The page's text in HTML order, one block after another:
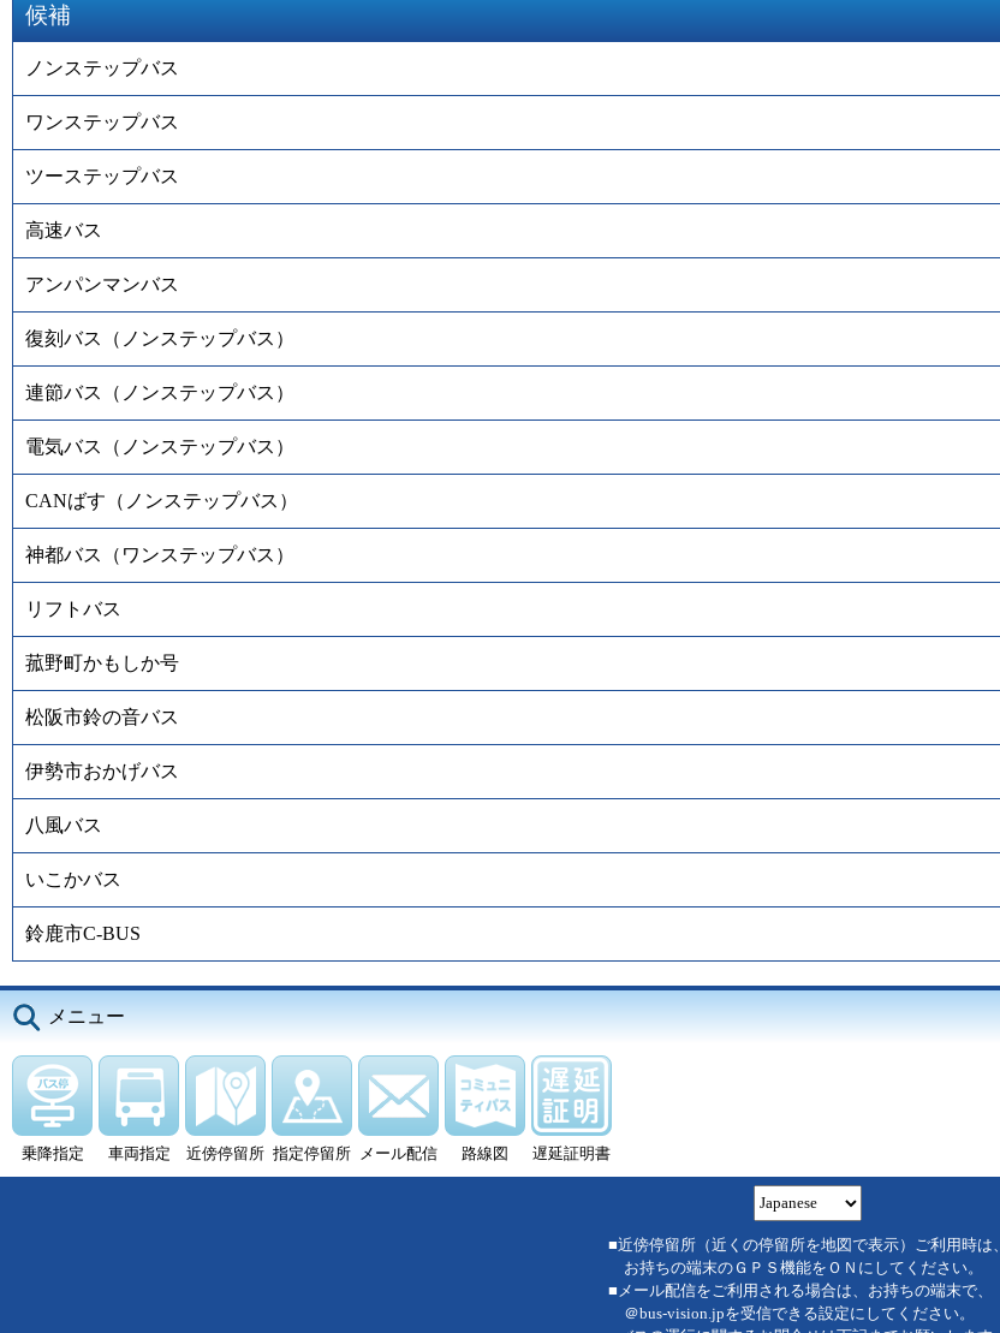
候補
ノンステップバス
ワンステップバス
ツーステップバス
高速バス
アンパンマンバス
復刻バス（ノンステップバス）
連節バス（ノンステップバス）
電気バス（ノンステップバス）
CANばす（ノンステップバス）
神都バス（ワンステップバス）
リフトバス
菰野町かもしか号
松阪市鈴の音バス
伊勢市おかげバス
八風バス
いこかバス
鈴鹿市C-BUS
メニュー
乗降指定 車両指定 近傍停留所 指定停留所 メール配信 路線図 遅延証明書
■近傍停留所（近くの停留所を地図で表示）ご利用時は、
お持ちの端末のＧＰＳ機能をＯＮにしてください。
■メール配信をご利用される場合は、お持ちの端末で、
＠bus-vision.jpを受信できる設定にしてください。